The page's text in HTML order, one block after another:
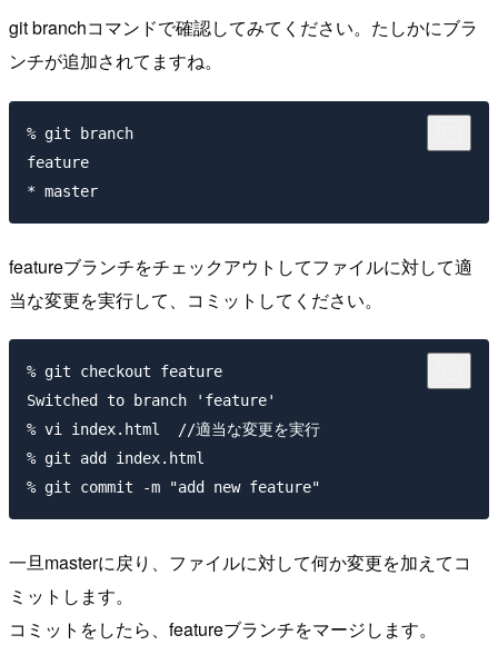
git branchコマンドで確認してみてください。たしかにブラ
ンチが追加されてますね。
% git branch
feature
featureブランチをチェックアウトしてファイルに対して適
当な変更を実行して、コミットしてください。
% git checkout feature
Switched to branch 'feature'
% vi index.html  //適当な変更を実行
% git add index.html
一旦masterに戻り、ファイルに対して何か変更を加えてコ
ミットします。
コミットをしたら、featureブランチをマージします。